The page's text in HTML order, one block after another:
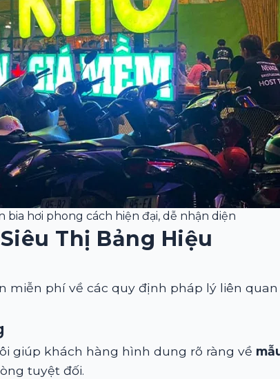
bia hơi phong cách hiện đại, dễ nhận diện
Thị Bảng Hiệu
miễn phí về các quy định pháp lý liên
giúp khách hàng hình dung rõ ràng về
tuyệt đối.